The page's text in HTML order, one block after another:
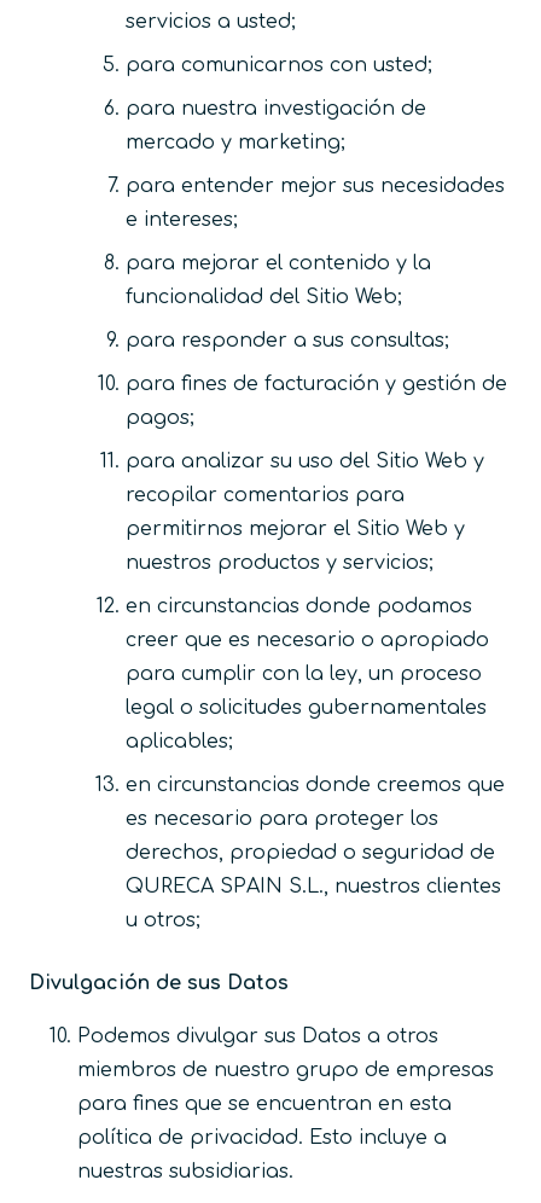
servicios a usted;
para comunicarnos con usted;
para nuestra investigación de
mercado y marketing;
para entender mejor sus necesidades
e intereses;
para mejorar el contenido y la
funcionalidad del Sitio Web;
para responder a sus consultas;
para fines de facturación y gestión de
pagos;
para analizar su uso del Sitio Web y
recopilar comentarios para
permitirnos mejorar el Sitio Web y
nuestros productos y servicios;
en circunstancias donde podamos
creer que es necesario o apropiado
para cumplir con la ley, un proceso
legal o solicitudes gubernamentales
aplicables;
en circunstancias donde creemos que
es necesario para proteger los
derechos, propiedad o seguridad de
QURECA SPAIN S.L., nuestros clientes
u otros;
Divulgación de sus Datos
Podemos divulgar sus Datos a otros
miembros de nuestro grupo de empresas
para fines que se encuentran en esta
política de privacidad. Esto incluye a
nuestras subsidiarias.